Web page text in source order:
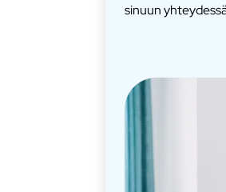
sinuun